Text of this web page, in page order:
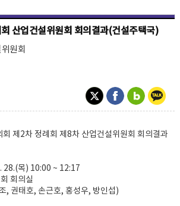
산업건설위원회 회의결과(건설주택국)
원회
제2차 정례회 제8차 산업건설위원회 회의결과
28.(목) 10:00 ~ 12:17
회의실
, 권태호, 손근호, 홍성우, 방인섭)